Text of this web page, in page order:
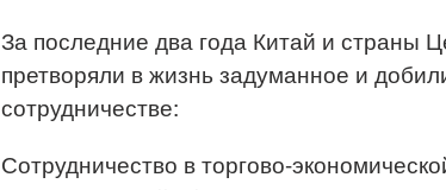
За последние два года Китай и страны
претворяли в жизнь задуманное и
сотрудничестве:
Сотрудничество в торгово-